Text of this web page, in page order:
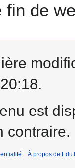
fin de
est
contraire.
À propos de